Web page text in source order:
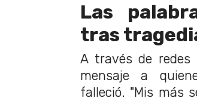
Las
tras
A través de redes
mensaje a
falleció. "Mis más